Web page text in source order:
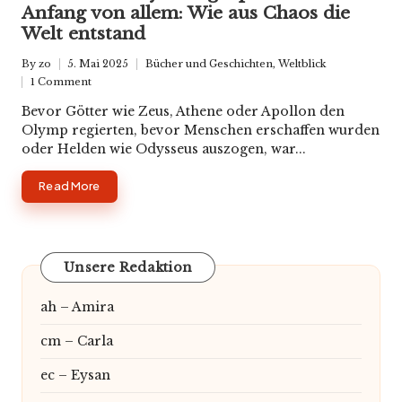
Anfang von allem: Wie aus Chaos die
Welt entstand
Posted
by
By zo 5. Mai 2025 Bücher und Geschichten, Weltblick
1 Comment
Bevor Götter wie Zeus, Athene oder Apollon den
Olymp regierten, bevor Menschen erschaffen wurden
oder Helden wie Odysseus auszogen, war...
Read More
Unsere Redaktion
ah – Amira
cm – Carla
ec – Eysan